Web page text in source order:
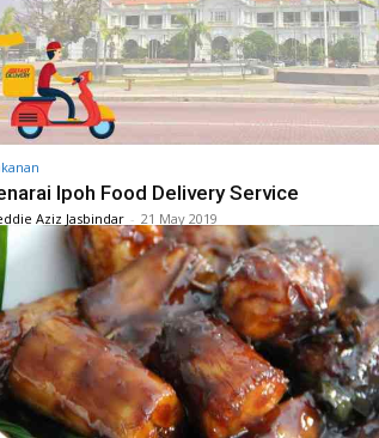
Ipoh Food Delivery Service
Aziz Jasbindar - 21 May 2019